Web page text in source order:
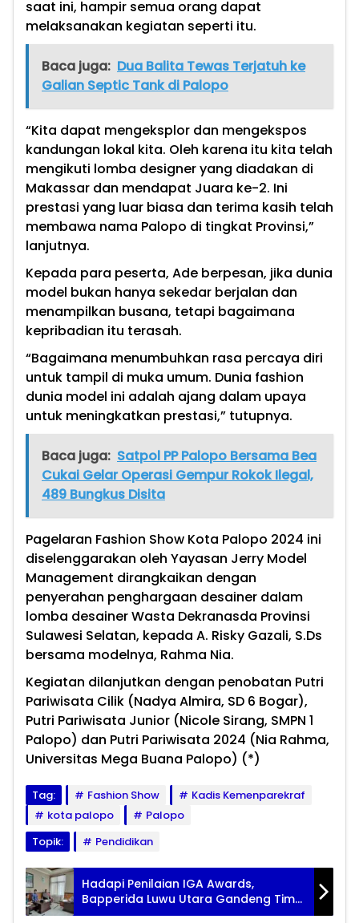
saat ini, hampir semua orang dapat
melaksanakan kegiatan seperti itu.
Baca juga: Dua Balita Tewas Terjatuh ke
Galian Septic Tank di Palopo
“Kita dapat mengeksplor dan mengekspos
kandungan lokal kita. Oleh karena itu kita telah
mengikuti lomba designer yang diadakan di
Makassar dan mendapat Juara ke-2. Ini
prestasi yang luar biasa dan terima kasih telah
membawa nama Palopo di tingkat Provinsi,”
lanjutnya.
Kepada para peserta, Ade berpesan, jika dunia
model bukan hanya sekedar berjalan dan
menampilkan busana, tetapi bagaimana
kepribadian itu terasah.
“Bagaimana menumbuhkan rasa percaya diri
untuk tampil di muka umum. Dunia fashion
dunia model ini adalah ajang dalam upaya
untuk meningkatkan prestasi,” tutupnya.
Baca juga: Satpol PP Palopo Bersama Bea
Cukai Gelar Operasi Gempur Rokok Ilegal,
489 Bungkus Disita
Pagelaran Fashion Show Kota Palopo 2024 ini
diselenggarakan oleh Yayasan Jerry Model
Management dirangkaikan dengan
penyerahan penghargaan desainer dalam
lomba desainer Wasta Dekranasda Provinsi
Sulawesi Selatan, kepada A. Risky Gazali, S.Ds
bersama modelnya, Rahma Nia.
Kegiatan dilanjutkan dengan penobatan Putri
Pariwisata Cilik (Nadya Almira, SD 6 Bogar),
Putri Pariwisata Junior (Nicole Sirang, SMPN 1
Palopo) dan Putri Pariwisata 2024 (Nia Rahma,
Universitas Mega Buana Palopo) (*)
Tag: Fashion Show
Kadis Kemenparekraf
kota palopo
Palopo
Topik:
Pendidikan
Hadapi Penilaian IGA Awards,
Bapperida Luwu Utara Gandeng Tim
Pelaksana Warkop Indah